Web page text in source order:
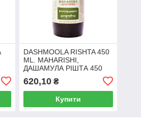
DASHMOOLA RISHTA 450
ML. MAHARISHI,
ДАШАМУЛА РІШТА 450
620,10₴
Купити